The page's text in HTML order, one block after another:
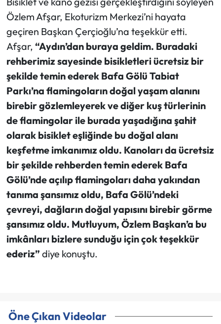
Özlem Afşar, Ekoturizm Merkezi’ni hayata
geçiren Başkan Çerçioğlu’na teşekkür etti.
Afşar, “Aydın’dan buraya geldim. Buradaki
rehberimiz sayesinde bisikletleri ücretsiz bir
şekilde temin ederek Bafa Gölü Tabiat
Parkı’na flamingoların doğal yaşam alanını
birebir gözlemleyerek ve diğer kuş türlerinin
de flamingolar ile burada yaşadığına şahit
olarak bisiklet eşliğinde bu doğal alanı
keşfetme imkanımız oldu. Kanoları da ücretsiz
bir şekilde rehberden temin ederek Bafa
Gölü’nde açılıp flamingoları daha yakından
tanıma şansımız oldu, Bafa Gölü’ndeki
çevreyi, dağların doğal yapısını birebir görme
şansımız oldu. Mutluyum, Özlem Başkan’a bu
imkânları bizlere sunduğu için çok teşekkür
ederiz” diye konuştu.
Öne Çıkan Videolar